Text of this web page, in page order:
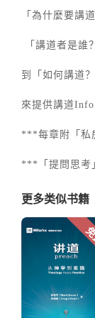
「為什麼要講
「講道者是誰
到「如何講道
來提供講道Info
***每章附「私
***「提問思考
更多类似书籍